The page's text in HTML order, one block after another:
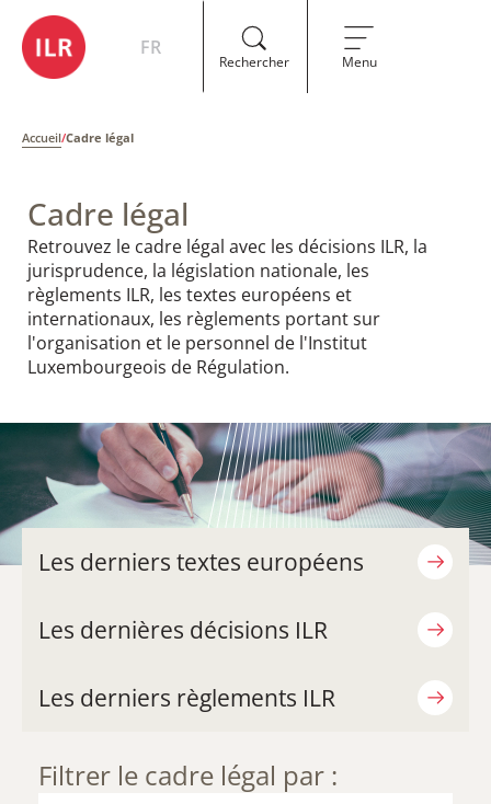
FR
Rechercher Menu
Accueil/Cadre légal
Cadre légal
Retrouvez le cadre légal avec les décisions ILR, la
jurisprudence, la législation nationale, les
règlements ILR, les textes européens et
internationaux, les règlements portant sur
l'organisation et le personnel de l'Institut
Luxembourgeois de Régulation.​
Les derniers textes européens
Les dernières décisions ILR
Les derniers règlements ILR
Filtrer le cadre légal par :